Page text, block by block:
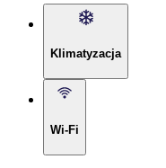
Klimatyzacja
Wi-Fi